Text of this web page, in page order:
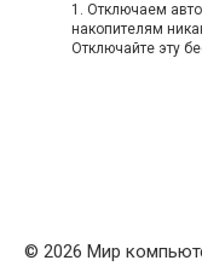
1. Отключаем
накопителям
Отключайте эту
© 2026 Мир